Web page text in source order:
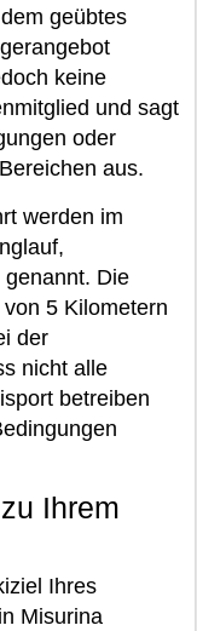
geübtes
keine
und sagt
oder
aus.
werden im
Die
5 Kilometern
der
nicht alle
betreiben
Ihrem
Ihres
Misurina